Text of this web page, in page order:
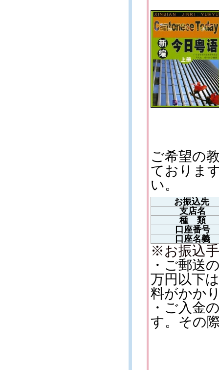
ご希望の
ておりま
い。
お振込先
支店名
種 類
口座番号
口座名義
※お振込
・ご郵送
万円以下
料がかか
・ご入金
す。その